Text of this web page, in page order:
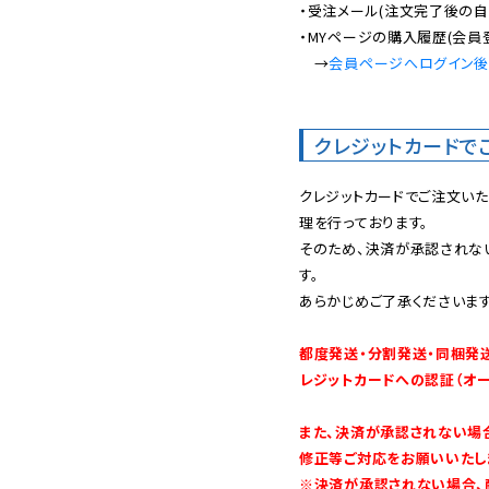
・受注メール(注文完了後の
・MYページの購入履歴(会
→会員ページへログイン後
クレジットカード
クレジットカードでご注文い
理を行っております。
そのため、決済が承認され
す。
あらかじめご了承くださいま
都度発送・分割発送・同梱発
レジットカードへの認証（オ
また、決済が承認されない
修正等ご対応をお願いいたし
※決済が承認されない場合、